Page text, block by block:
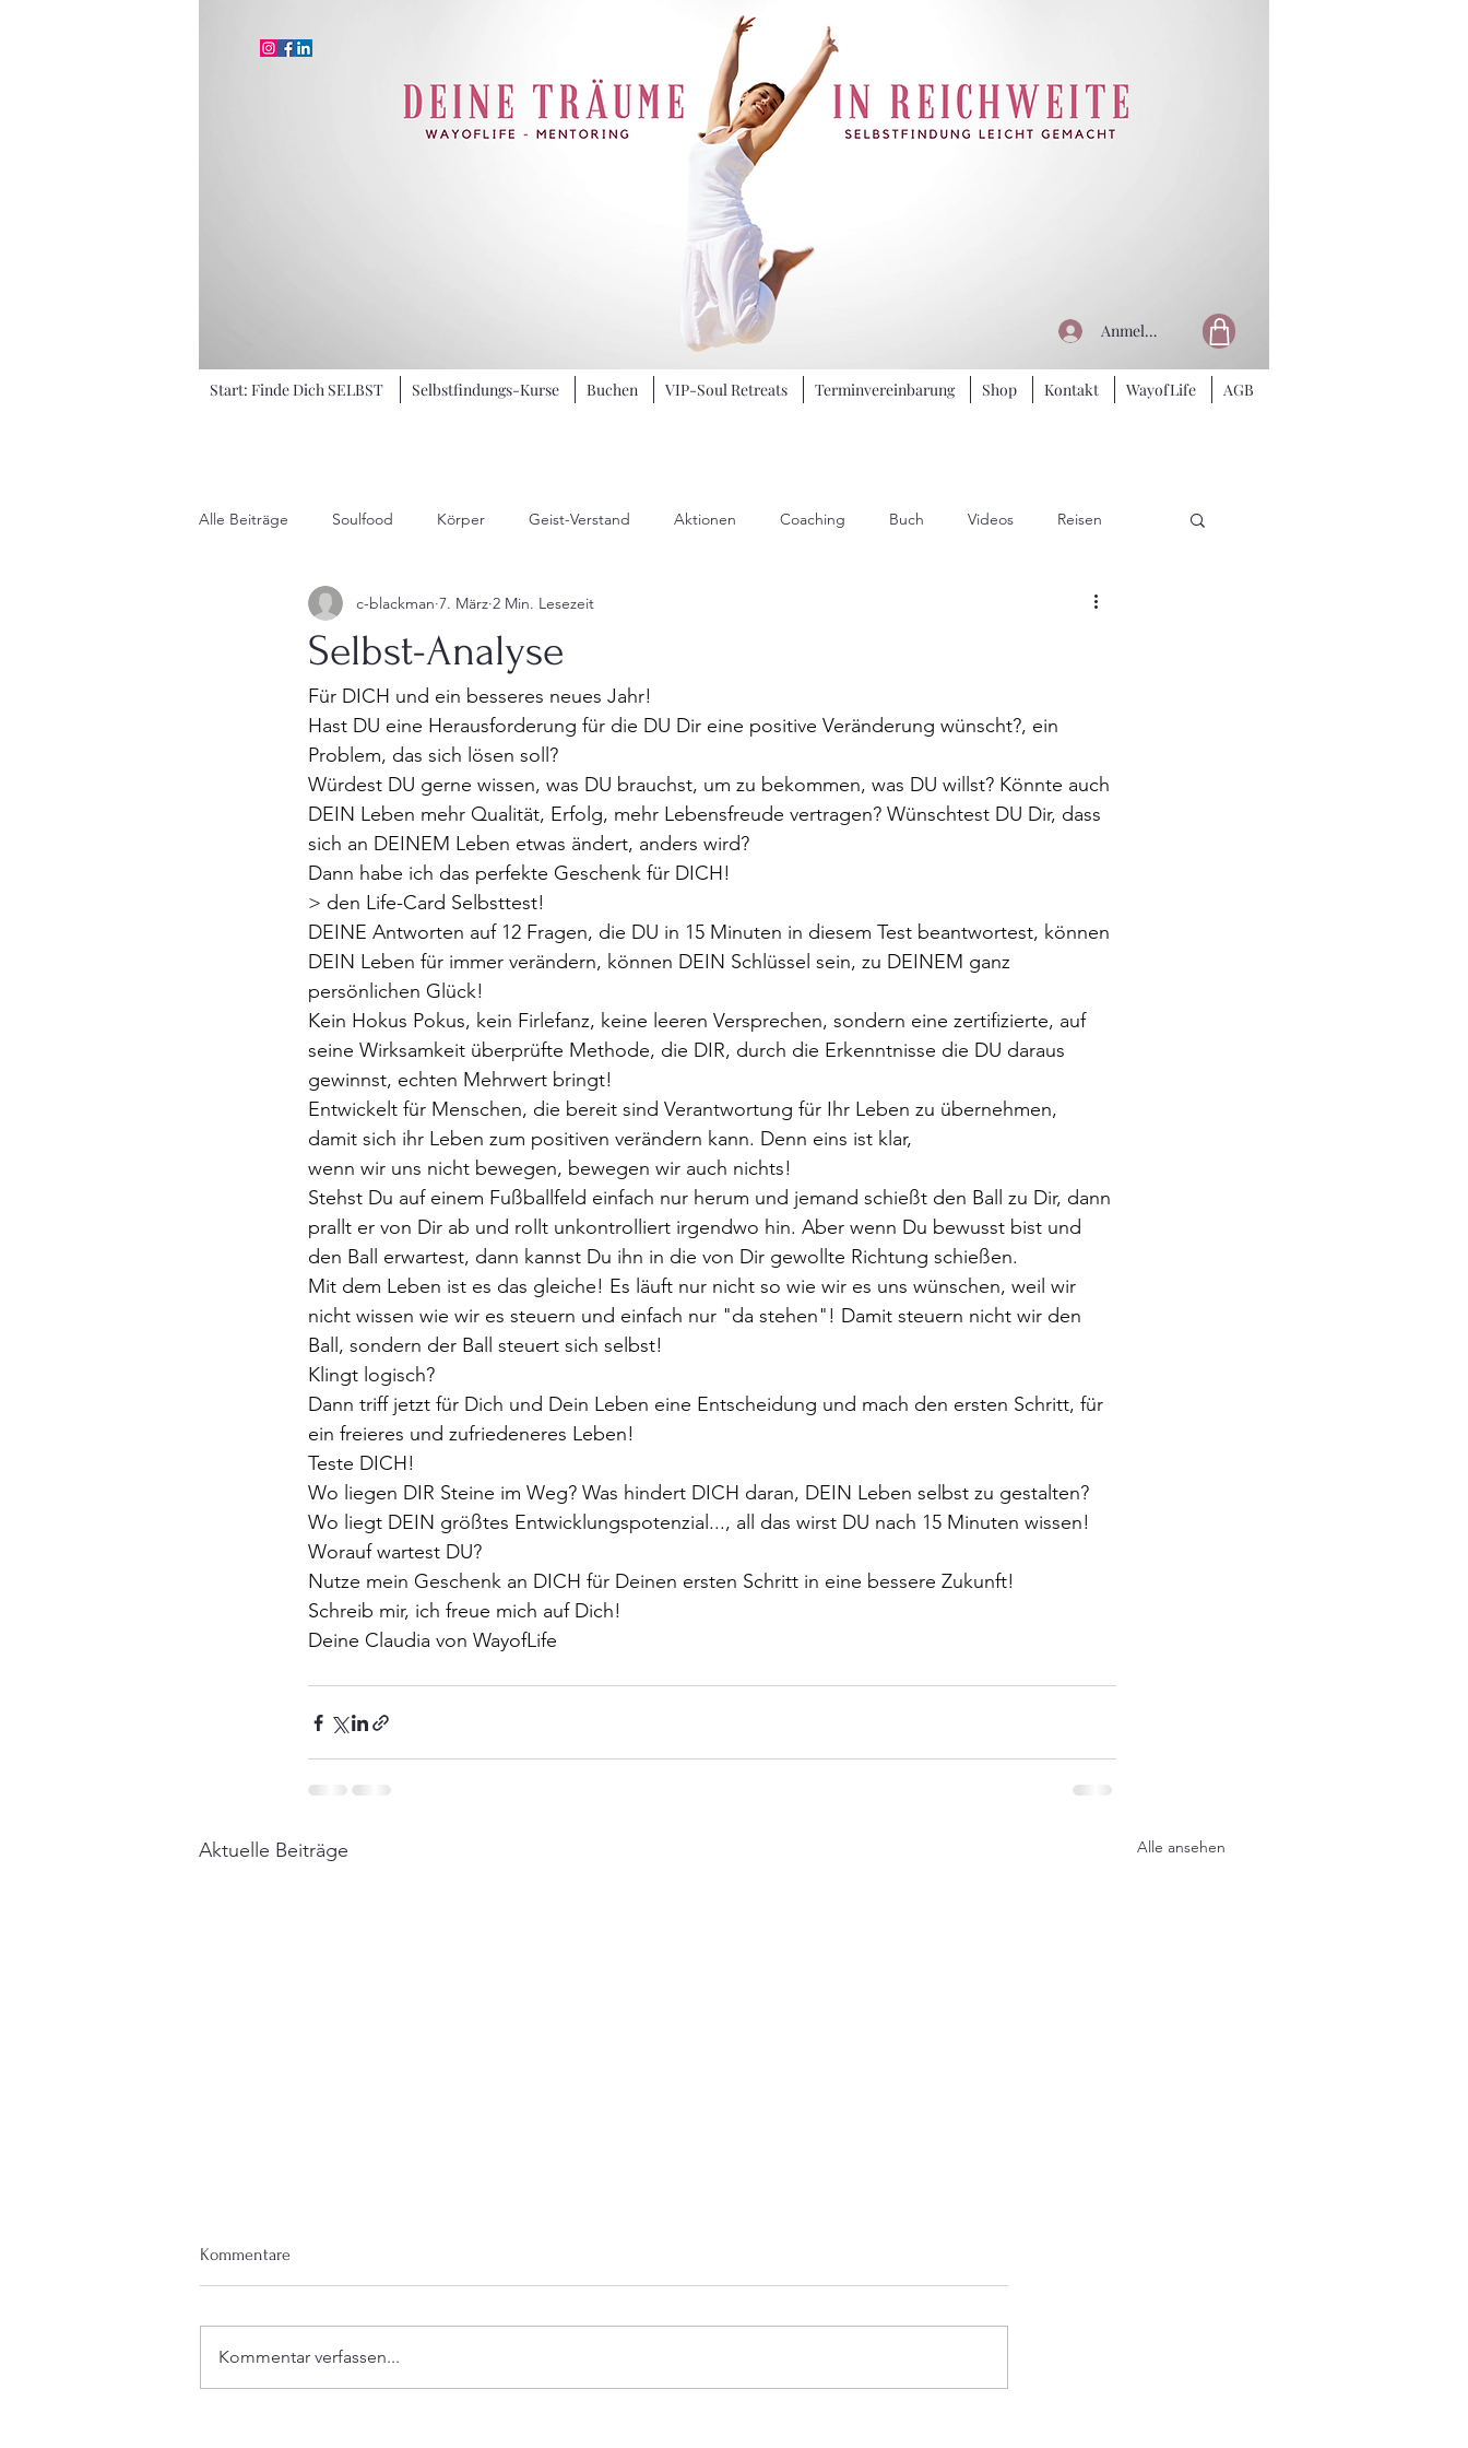
Anmelden
Start: Finde Dich SELBST Selbstfindungs-Kurse Buchen VIP-Soul Retreats Terminvereinbarung Shop Kontakt WayofLife AGB
Alle Beiträge Soulfood Körper Geist-Verstand Aktionen Coaching Buch Videos Reisen
About Me
Selbst-Analyse
c-blackman 7. März 2 Min. Lesezeit
Für DICH und ein besseres neues Jahr!
Hast DU eine Herausforderung für die DU Dir eine positive Veränderung wünscht?, ein
Problem, das sich lösen soll?
Würdest DU gerne wissen, was DU brauchst, um zu bekommen, was DU willst? Könnte auch
DEIN Leben mehr Qualität, Erfolg, mehr Lebensfreude vertragen? Wünschtest DU Dir, dass
sich an DEINEM Leben etwas ändert, anders wird?
Dann habe ich das perfekte Geschenk für DICH!
> den Life-Card Selbsttest!
DEINE Antworten auf 12 Fragen, die DU in 15 Minuten in diesem Test beantwortest, können
DEIN Leben für immer verändern, können DEIN Schlüssel sein, zu DEINEM ganz
persönlichen Glück!
Kein Hokus Pokus, kein Firlefanz, keine leeren Versprechen, sondern eine zertifizierte, auf
seine Wirksamkeit überprüfte Methode, die DIR, durch die Erkenntnisse die DU daraus
gewinnst, echten Mehrwert bringt!
Entwickelt für Menschen, die bereit sind Verantwortung für Ihr Leben zu übernehmen,
damit sich ihr Leben zum positiven verändern kann. Denn eins ist klar,
wenn wir uns nicht bewegen, bewegen wir auch nichts!
Stehst Du auf einem Fußballfeld einfach nur herum und jemand schießt den Ball zu Dir, dann
prallt er von Dir ab und rollt unkontrolliert irgendwo hin. Aber wenn Du bewusst bist und
den Ball erwartest, dann kannst Du ihn in die von Dir gewollte Richtung schießen.
Mit dem Leben ist es das gleiche! Es läuft nur nicht so wie wir es uns wünschen, weil wir
nicht wissen wie wir es steuern und einfach nur "da stehen"! Damit steuern nicht wir den
Ball, sondern der Ball steuert sich selbst!
Klingt logisch?
Dann triff jetzt für Dich und Dein Leben eine Entscheidung und mach den ersten Schritt, für
ein freieres und zufriedeneres Leben!
Teste DICH!
Wo liegen DIR Steine im Weg? Was hindert DICH daran, DEIN Leben selbst zu gestalten?
Wo liegt DEIN größtes Entwicklungspotenzial..., all das wirst DU nach 15 Minuten wissen!
Worauf wartest DU?
Nutze mein Geschenk an DICH für Deinen ersten Schritt in eine bessere Zukunft!
Schreib mir, ich freue mich auf Dich!
Deine Claudia von WayofLife
Aktuelle Beiträge Alle ansehen
Kommentare
Kommentar verfassen...